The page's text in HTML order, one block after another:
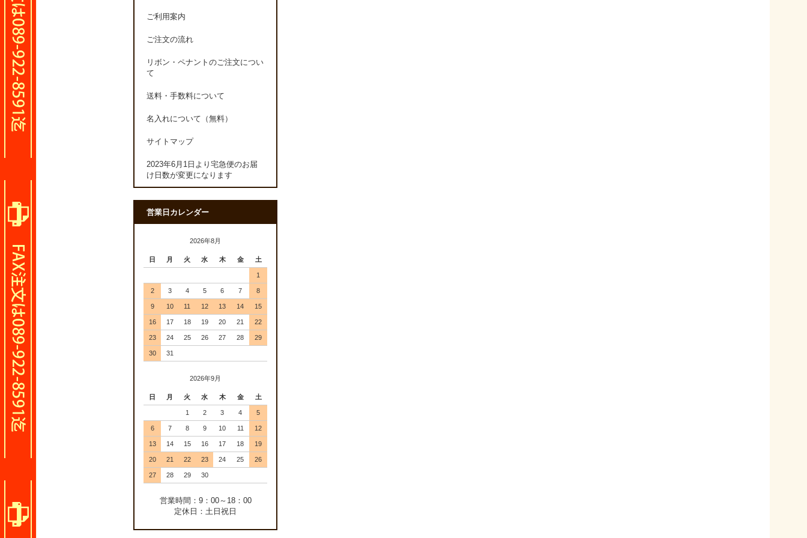
ご利用案内
ご注文の流れ
リボン・ペナントのご注文につい
て
送料・手数料について
名入れについて（無料）
サイトマップ
2023年6月1日より宅急便のお届
け日数が変更になります
営業日カレンダー
2026年8月
日 月 火 水 木 金 土
1
2 3 4 5 6 7 8
9 10 11 12 13 14 15
16 17 18 19 20 21 22
23 24 25 26 27 28 29
30 31
2026年9月
日 月 火 水 木 金 土
1 2 3 4 5
6 7 8 9 10 11 12
13 14 15 16 17 18 19
20 21 22 23 24 25 26
27 28 29 30
営業時間：9：00～18：00
定休日：土日祝日